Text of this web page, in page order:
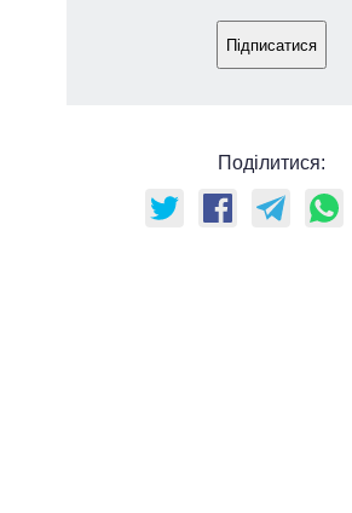
Підписатися
Поділитися: